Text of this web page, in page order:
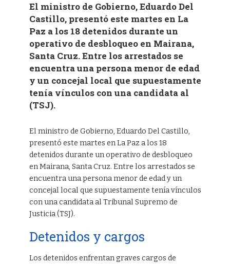
El ministro de Gobierno, Eduardo Del
Castillo, presentó este martes en La
Paz a los 18 detenidos durante un
operativo de desbloqueo en Mairana,
Santa Cruz. Entre los arrestados se
encuentra una persona menor de edad
y un concejal local que supuestamente
tenía vínculos con una candidata al
(TSJ).
El ministro de Gobierno, Eduardo Del Castillo,
presentó este martes en La Paz a los 18
detenidos durante un operativo de desbloqueo
en Mairana, Santa Cruz. Entre los arrestados se
encuentra una persona menor de edad y un
concejal local que supuestamente tenía vínculos
con una candidata al Tribunal Supremo de
Justicia (TSJ).
Detenidos y cargos
Los detenidos enfrentan graves cargos de